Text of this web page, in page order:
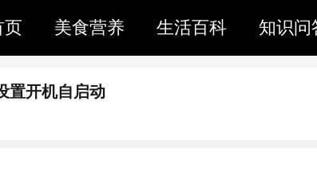
页 美食营养 生活百科 知识问
置开机自启动